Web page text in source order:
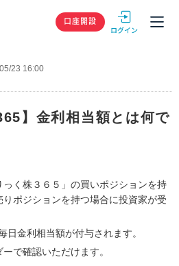
GMOクリック
口座開設
23 16:00
】金利相当額とは何で
っく株３６５」の買いポジションを持
ポジションを持つ場合に投資家が受
日金利相当額が付与されます。
で確認いただけます。